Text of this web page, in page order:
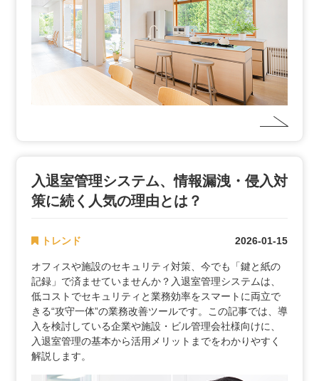
入退室管理システム、情報漏洩・侵入対
策に続く人気の理由とは？
トレンド 2026-01-15
オフィスや施設のセキュリティ対策、今でも「鍵と紙の
記録」で済ませていませんか？入退室管理システムは、
低コストでセキュリティと業務効率をスマートに両立で
きる“攻守一体”の業務改善ツールです。この記事では、導
入を検討している企業や施設・ビル管理会社様向けに、
入退室管理の基本から活用メリットまでをわかりやすく
解説します。